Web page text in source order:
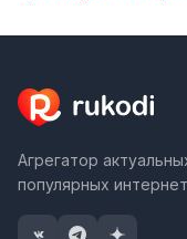
Агрегатор
популярных